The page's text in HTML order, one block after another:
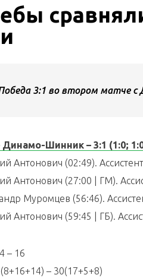
3:1 во втором матче
Шинник – 3:1 (1:0;
Антонович (02:49).
Антонович (27:00 | ГМ).
Муромцев (56:46).
Антонович (59:45 | ГБ).
– 16
– 30(17+5+8)